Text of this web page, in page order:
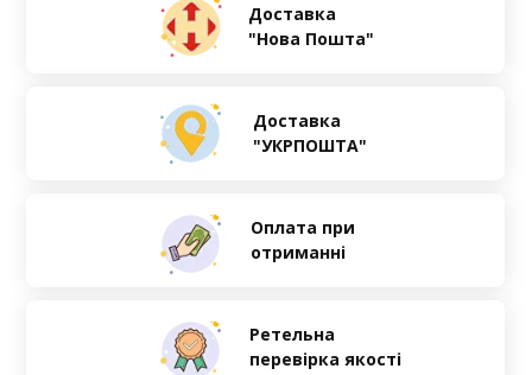
Оплата при
отриманні
Ретельна
перевірка якості
Доставка
"Нова Пошта"
Доставка
"УКРПОШТА"